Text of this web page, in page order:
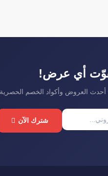
أي عرض!
العروض وأكواد الخصم
شترك الآن